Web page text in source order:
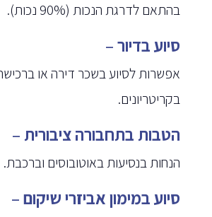
בהתאם לדרגת הנכות (90% נכות).
סיוע בדיור–
אפשרות לסיוע בשכר דירה או
בקריטריונים.
הטבות בתחבורה ציבורית –
הנחות בנסיעות באוטובוסים וברכבת.
סיוע במימון אביזרי שיקום–